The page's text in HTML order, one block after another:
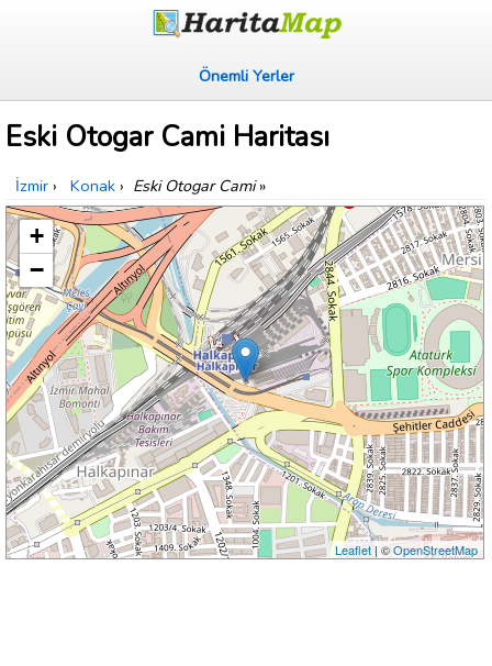
Önemli Yerler
Eski Otogar Cami Haritası
İzmir › Konak › Eski Otogar Cami»
+
−
Leaflet| ©OpenStreetMap